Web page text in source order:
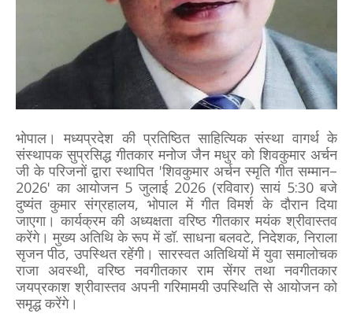
भोपाल। मध्यप्रदेश की प्रतिष्ठित साहित्यिक संस्था वागर्थ के
संस्थापक सुप्रसिद्ध गीतकार मनोज जैन मधुर को शिवकुमार अर्चन
जी के परिजनों द्वारा स्थापित 'शिवकुमार अर्चन स्मृति गीत सम्मान–
2026' का आयोजन 5 जुलाई 2026 (रविवार) सायं 5:30 बजे
दुष्यंत कुमार संग्रहालय, भोपाल में गीत विमर्श के दौरान दिया
जाएगा। कार्यक्रम की अध्यक्षता वरिष्ठ गीतकार मयंक श्रीवास्तव
करेंगे। मुख्य अतिथि के रूप में डॉ. साधना बलवटे, निदेशक, निराला
सृजन पीठ, उपस्थित रहेंगी। सारस्वत अतिथियों में युवा समालोचक
राजा अवस्थी, वरिष्ठ नवगीतकार राम सेंगर तथा नवगीतकार
जयप्रकाश श्रीवास्तव अपनी गरिमामयी उपस्थिति से आयोजन को
समृद्ध करेंगे।